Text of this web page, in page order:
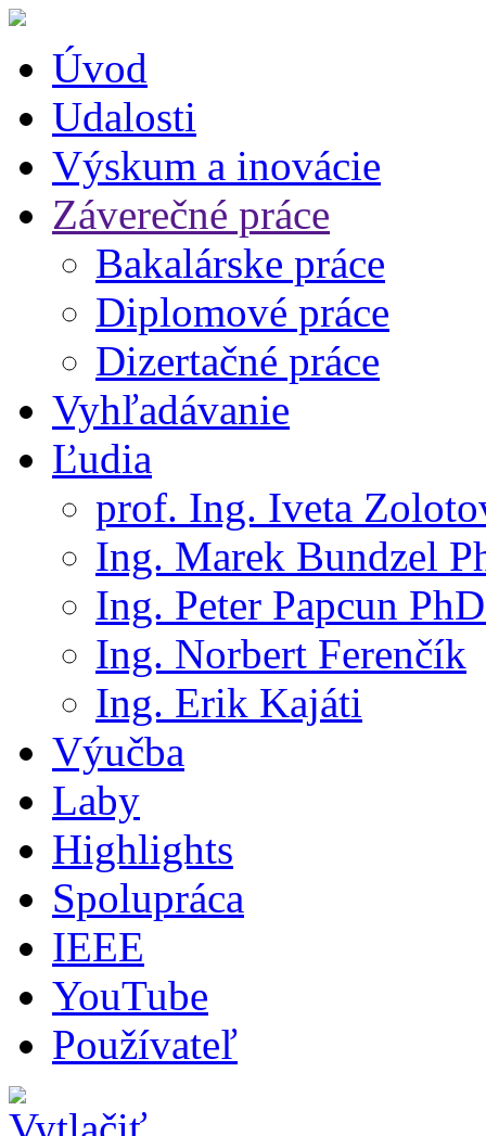
Úvod
Udalosti
Výskum a inovácie
Záverečné práce
Bakalárske práce
Diplomové práce
Dizertačné práce
Vyhľadávanie
Ľudia
prof. Ing. Iveta
Ing. Marek Bundzel
Ing. Peter Papcun
Ing. Norbert Ferenčík
Ing. Erik Kajáti
Výučba
Laby
Highlights
Spolupráca
IEEE
YouTube
Používateľ